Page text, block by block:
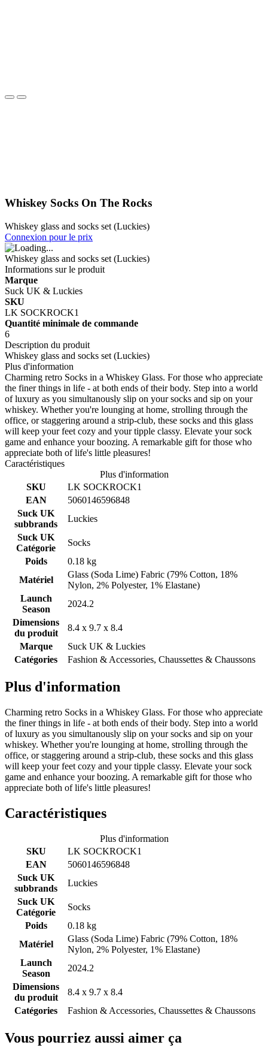
Whiskey Socks On The Rocks
Whiskey glass and socks set (Luckies)
Connexion pour le prix
Whiskey glass and socks set (Luckies)
Informations sur le produit
Marque
Suck UK & Luckies
SKU
LK SOCKROCK1
Quantité minimale de commande
6
Description du produit
Whiskey glass and socks set (Luckies)
Plus d'information
Charming retro Socks in a Whiskey Glass. For those who appreciate
the finer things in life - at both ends of their body. Step into a world
of luxury as you simultanously slip on your socks and sip on your
whiskey. Whether you're lounging at home, strolling through the
office, or staggering around a strip-club, these socks and this glass
will keep your feet cozy and your tipple classy. Elevate your sock
game and enhance your boozing. A remarkable gift for those who
appreciate both of life's little pleasures!
Caractéristiques
Plus d'information
SKU
LK SOCKROCK1
EAN
5060146596848
Suck UK
subbrands
Luckies
Suck UK
Catégorie
Socks
Poids
0.18 kg
Matériel
Glass (Soda Lime) Fabric (79% Cotton, 18%
Nylon, 2% Polyester, 1% Elastane)
Launch
Season
2024.2
Dimensions
du produit
8.4 x 9.7 x 8.4
Marque
Suck UK & Luckies
Catégories
Fashion & Accessories, Chaussettes & Chaussons
Plus d'information
Charming retro Socks in a Whiskey Glass. For those who appreciate
the finer things in life - at both ends of their body. Step into a world
of luxury as you simultanously slip on your socks and sip on your
whiskey. Whether you're lounging at home, strolling through the
office, or staggering around a strip-club, these socks and this glass
will keep your feet cozy and your tipple classy. Elevate your sock
game and enhance your boozing. A remarkable gift for those who
appreciate both of life's little pleasures!
Caractéristiques
Plus d'information
SKU
LK SOCKROCK1
EAN
5060146596848
Suck UK
subbrands
Luckies
Suck UK
Catégorie
Socks
Poids
0.18 kg
Matériel
Glass (Soda Lime) Fabric (79% Cotton, 18%
Nylon, 2% Polyester, 1% Elastane)
Launch
Season
2024.2
Dimensions
du produit
8.4 x 9.7 x 8.4
Catégories
Fashion & Accessories, Chaussettes & Chaussons
Vous pourriez aussi aimer ça